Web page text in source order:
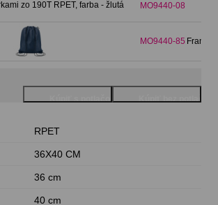
MO9440-08
MO9440-85
RPET
36X40 CM
36 cm
40 cm